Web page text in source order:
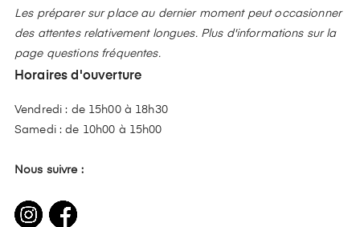
Les préparer sur place au dernier moment peut occasionner
des attentes relativement longues. Plus d'informations sur la
page questions fréquentes.
Horaires d'ouverture
Vendredi : de 15h00 à 18h30
Samedi : de 10h00 à 15h00
Nous suivre :